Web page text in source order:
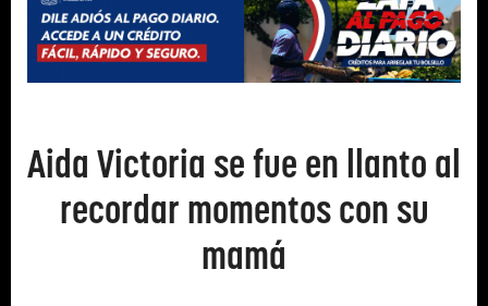
Aida Victoria se fue en llanto al
recordar momentos con su
mamá